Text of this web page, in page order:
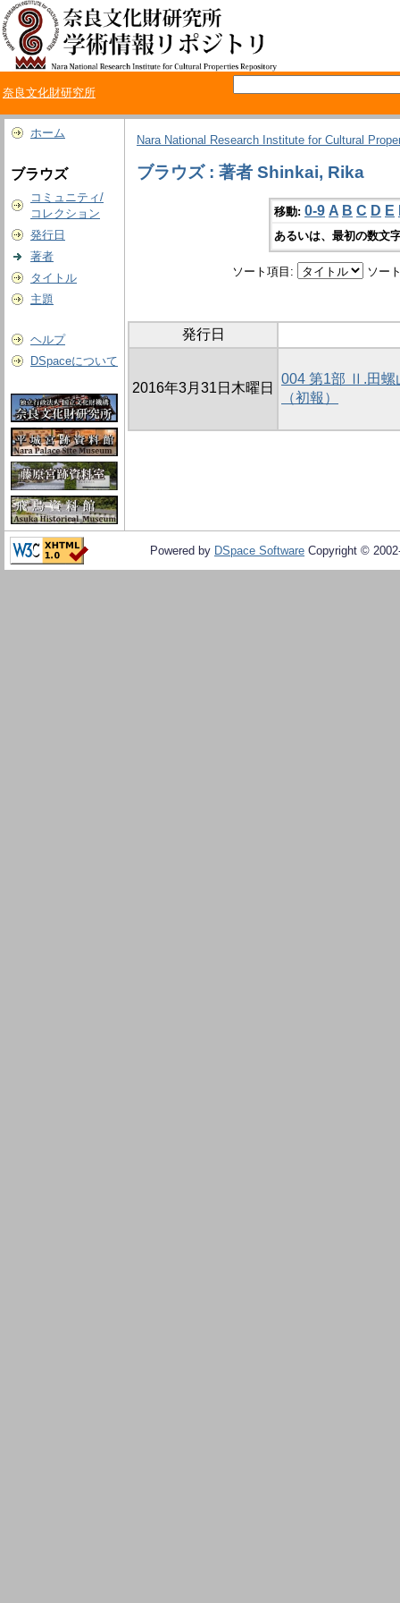
奈良文化財研究所
ホーム
ブラウズ
コミュニティ/
コレクション
発行日
著者
タイトル
主題
ヘルプ
DSpaceについて
Nara National Research Institute for Cultural
ブラウズ : 著者 Shinkai, Rika
移動: 0-9 A B C D E
あるいは、最初の数文
ソート項目: ソー
発行日
2016年3月31日木曜日
004 第1部 Ⅱ.田螺
（初報）
Powered by DSpace Software Copyright ©